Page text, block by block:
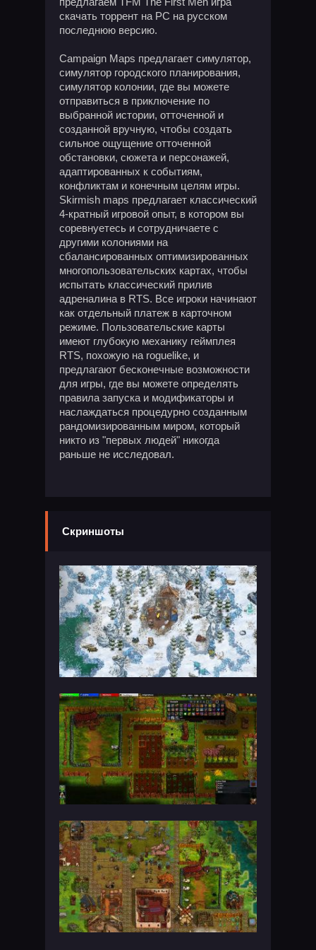
скачать торрент на PC на русском
последнюю версию.
Campaign Maps предлагает симулятор,
симулятор городского планирования,
симулятор колонии, где вы можете
отправиться в приключение по
выбранной истории, отточенной и
созданной вручную, чтобы создать
сильное ощущение отточенной
обстановки, сюжета и персонажей,
адаптированных к событиям,
конфликтам и конечным целям игры.
Skirmish maps предлагает классический
4-кратный игровой опыт, в котором вы
соревнуетесь и сотрудничаете с
другими колониями на
сбалансированных оптимизированных
многопользовательских картах, чтобы
испытать классический прилив
адреналина в RTS. Все игроки начинают
как отдельный платеж в карточном
режиме. Пользовательские карты
имеют глубокую механику геймплея
RTS, похожую на roguelike, и
предлагают бесконечные возможности
для игры, где вы можете определять
правила запуска и модификаторы и
наслаждаться процедурно созданным
рандомизированным миром, который
никто из "первых людей" никогда
раньше не исследовал.
Скриншоты